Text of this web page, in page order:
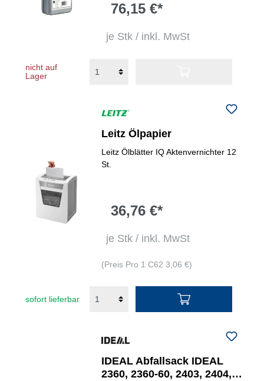
76,15 €*
je Stk / inkl. MwSt
nicht auf
Lager
Leitz Ölpapier
Leitz Ölblätter IQ Aktenvernichter 12
St.
36,76 €*
je Stk / inkl. MwSt
(Preis Pro 1 C62 3,06 €)
sofort lieferbar
IDEAL Abfallsack IDEAL
2360, 2360-60, 2403, 2404,